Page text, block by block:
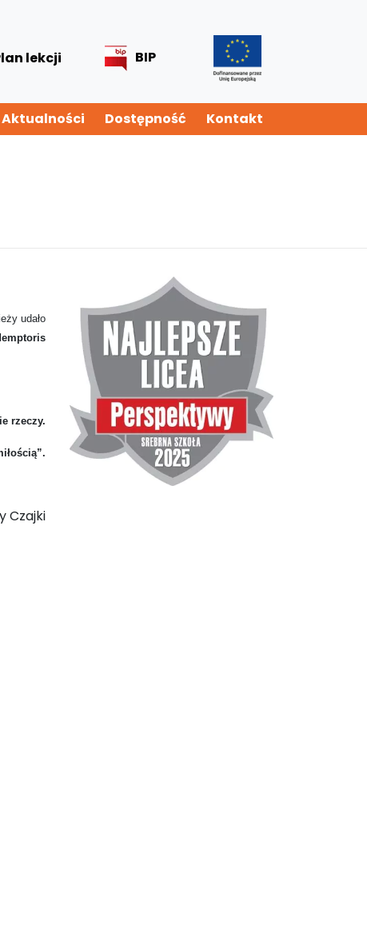
lekcji BIP
Aktualności Dostępność Kontakt
udało
rzeczy.
Czajki